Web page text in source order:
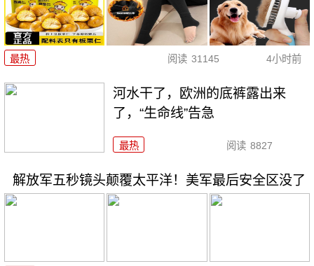
最热 阅读 31145 4小时前
河水干了，欧洲的底裤露出来
了，“生命线”告急
最热 阅读 8827
解放军五秒镜头颠覆太平洋！美军最后安全区没了